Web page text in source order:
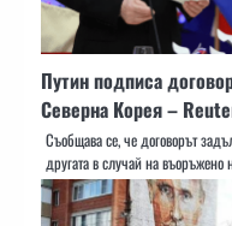
Путин подписа
Северна Корея –
Съобщава се, че договорът
другата в случай на въоръжено